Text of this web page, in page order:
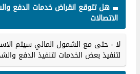
هل تتوقع انقراض خدمات الدفع
الاتصالات
لا - حتى مع الشمول المالي سيتم
لتنفيذ بعض الخدمات لتنفيذ الدفع